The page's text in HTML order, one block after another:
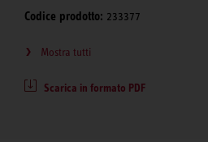
Codice prodotto: 233377
Mostra tutti
Scarica in formato PDF